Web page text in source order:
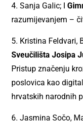
4. Sanja Galic; I
razumijevanjem –
5. Kristina Feldvari,
Sveučilišta Josipa
Pristup značenju
poslovica kao
hrvatskih narodnih
6. Jasmina Sočo,